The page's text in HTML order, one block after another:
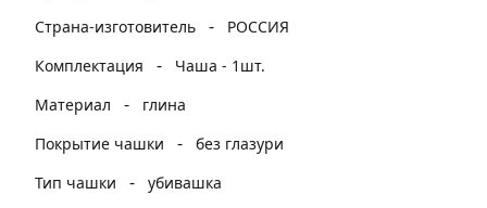
Страна-изготовитель
-
РОССИЯ
Комплектация
-
Чаша - 1шт.
Материал
-
глина
Покрытие чашки
- без глазури
Тип чашки
- убивашка